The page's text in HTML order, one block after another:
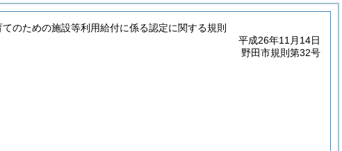
のための施設等利用給付に係る認定に関する規則
平成26年11月14日
野田市規則第32号